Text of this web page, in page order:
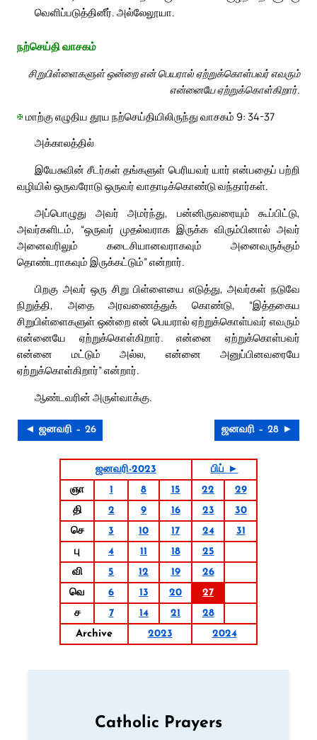
வெளிப்படுத்தினீர். அல்லேலூயா.
நற்செய்தி வாசகம்
சிறுபிள்ளைகளுள் ஒன்றை என் பெயரால் ஏற்றுக்கொள்பவர் எவரும்
என்னையே ஏற்றுக்கொள்கிறார்.
✠மாற்கு எழுதிய தூய நற்செய்தியிலிருந்து வாசகம் 9: 34-37
அக்காலத்தில்
இயேசுவின் சீடர்கள் தங்களுள் பெரியவர் யார் என்பதைப் பற்றி
வழியில் ஒருவரோடு ஒருவர் வாதாடிக்கொண்டு வந்தார்கள்.
அப்பொழுது அவர் அமர்ந்து, பன்னிருவரையும் கூப்பிட்டு,
அவர்களிடம், “ஒருவர் முதல்வராக இருக்க விரும்பினால் அவர்
அனைவரிலும் கடைசியானவராகவும் அனைவருக்கும்
தொண்டராகவும் இருக்கட்டும்” என்றார்.
பிறகு அவர் ஒரு சிறு பிள்ளையை எடுத்து, அவர்கள் நடுவே
நிறுத்தி, அதை அரவணைத்துக் கொண்டு, “இத்தகைய
சிறுபிள்ளைகளுள் ஒன்றை என் பெயரால் ஏற்றுக்கொள்பவர் எவரும்
என்னையே ஏற்றுக்கொள்கிறார். என்னை ஏற்றுக்கொள்பவர்
என்னை மட்டும் அல்ல, என்னை அனுப்பினவரையே
ஏற்றுக்கொள்கிறார்” என்றார்.
ஆண்டவரின் அருள்வாக்கு.
◄ ஜனவரி – 26 ஜனவரி – 28 ►
ஜனவரி-2023
பிப் ►
ஞா
1 8 15 22
29
தி
2 9 16 23
30
செ
3 10 17 24
31
பு
4 11 18
25
வி
5 12 19
26
வெ
6 13 20
27
ச
7 14 21
28
Archive
2023 2024
Catholic Prayers